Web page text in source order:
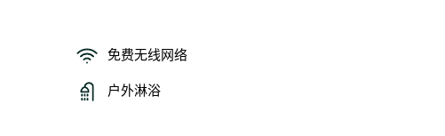
免费无线网络
户外淋浴